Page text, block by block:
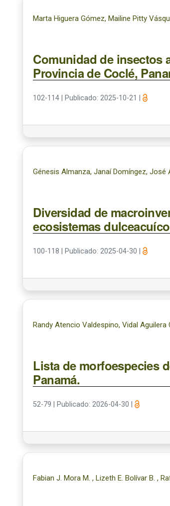
Marta Higuera Gómez, Mailine Pitty
Comunidad de insectos
Provincia de Coclé,
102-114 Publicado: 2025-10-21 |
Génesis Almanza, Janaí Domíngez, José
Diversidad de
ecosistemas
100-118 Publicado: 2025-04-30 |
Randy Atencio Valdespino, Vidal Aguilera
Lista de morfoespecies
Panamá.
52-79 Publicado: 2026-04-30 |
Fabian J. Mora M. , Lizeth E. Bolívar B. ,